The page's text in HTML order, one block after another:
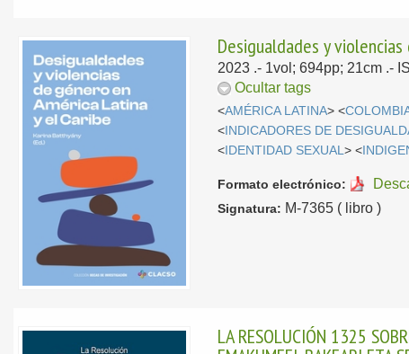
Desigualdades y
2023 .- 1vol; 694pp; 21cm .-
Ocultar tags
<AMÉRICA LATINA> <
< INDICADORES DE
< IDENTIDAD SEXUAL> <
Formato electrónico:
Signatura: M-7365 ( libro )
LA RESOLUCIÓN 1325